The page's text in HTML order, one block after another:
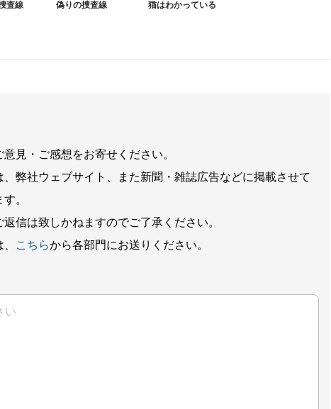
査線 偽りの捜査線 猫はわかっている
見・ご感想をお寄せください。
弊社ウェブサイト、また新聞・雑誌広告などに掲載させて
。
信は致しかねますのでご了承ください。
こちらから各部門にお送りください。